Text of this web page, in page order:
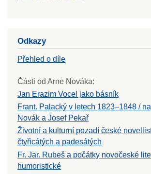
Odkazy
Přehled o díle
Části od Arne Nováka:
Jan Erazim Vocel jako básník
Frant. Palacký v letech 1823–1848 /
Novák a Josef Pekař
Životní a kulturní pozadí české
čtyřicátých a padesátých
Fr. Jar. Rubeš a počátky novočeské
humoristické